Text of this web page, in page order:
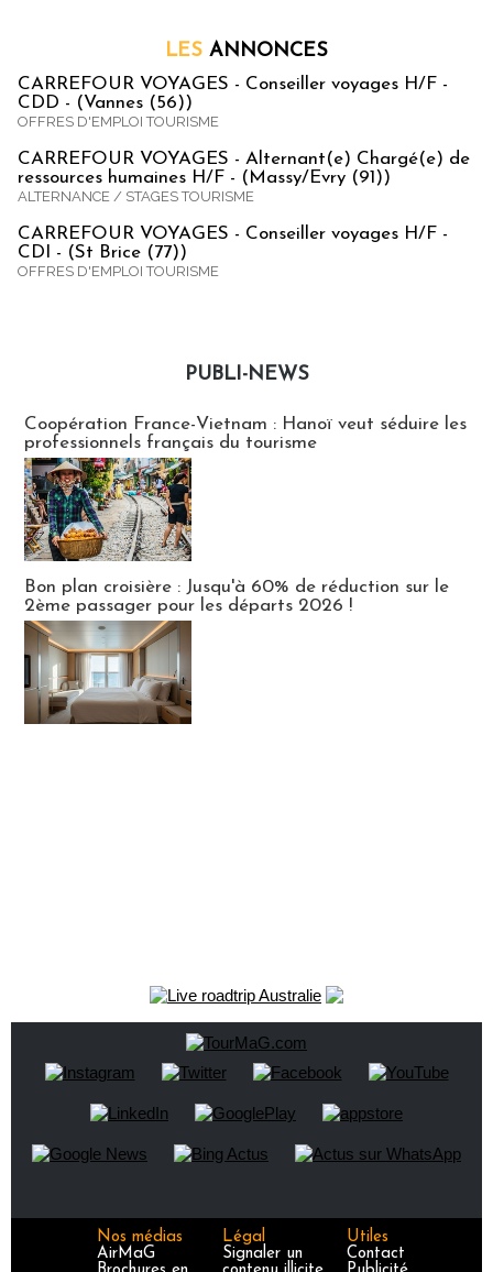
LES ANNONCES
CARREFOUR VOYAGES - Conseiller voyages H/F -
CDD - (Vannes (56))
OFFRES D'EMPLOI TOURISME
CARREFOUR VOYAGES - Alternant(e) Chargé(e) de
ressources humaines H/F - (Massy/Evry (91))
ALTERNANCE / STAGES TOURISME
CARREFOUR VOYAGES - Conseiller voyages H/F -
CDI - (St Brice (77))
OFFRES D'EMPLOI TOURISME
PUBLI-NEWS
Coopération France-Vietnam : Hanoï veut séduire les
professionnels français du tourisme
Bon plan croisière : Jusqu'à 60% de réduction sur le
2ème passager pour les départs 2026 !
Nos médias
AirMaG
Légal
Signaler un
Utiles
Contact